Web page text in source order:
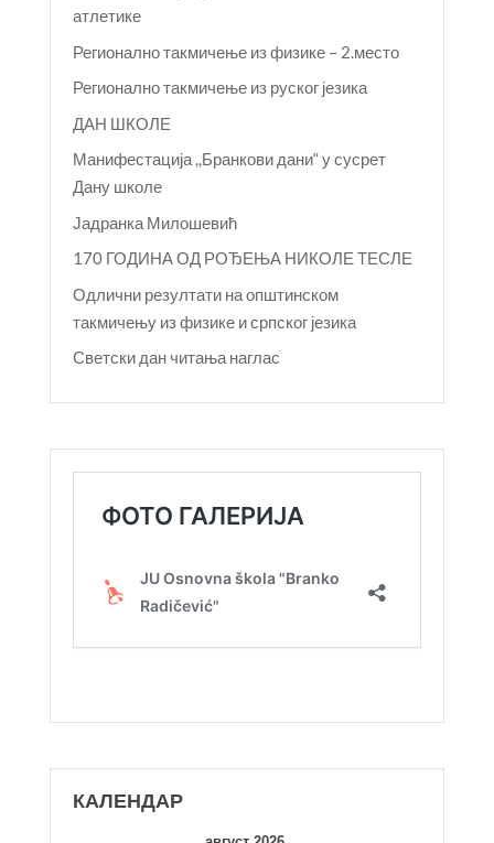
атлетике
Регионално такмичење из физике – 2.место
Регионално такмичење из руског језика
ДАН ШКОЛЕ
Манифестација ,,Бранкови дани“ у сусрет
Дану школе
Јадранка Милошевић
170 ГОДИНА ОД РОЂЕЊА НИКОЛЕ ТЕСЛЕ
Одлични резултати на општинском
такмичењу из физике и српског језика
Светски дан читања наглас
КАЛЕНДАР